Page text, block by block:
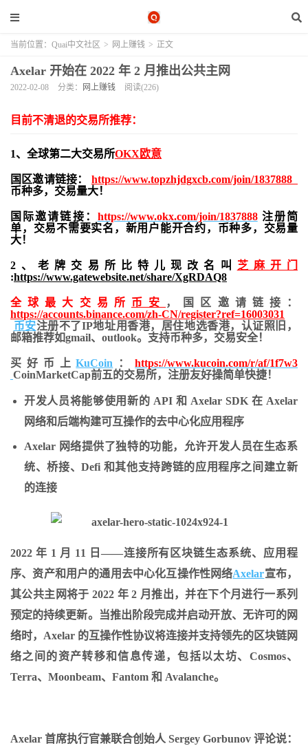
当前位置： Quai中文社区 > 网上赚钱 > 正文
Axelar 开始在 2022 年 2 月推出公共主网
2022-02-08 分类： 网上赚钱 阅读(226)
目前不清退的交易所推荐：
1、全球第二大交易所OKX欧意
国区邀请链接： https://www.topzhjdgxcb.com/join/1837888
币种多，交易量大！
国际邀请链接： https://www.okx.com/join/1837888注册简
单，交易不需要实名，新用户能开合约， 币种多，交易量
大！
2、老牌交易所比特儿现改名叫 芝麻开门
:https://www.gatewebsite.net/share/XgRDAQ8
全球最大交易所 币安
，国区邀请链接：
https://accounts.binance.com/zh-CN/register?ref=16003031
币安注册不了IP地址用香港，居住地选香港，认证照旧，
邮箱推荐如gmail、outlook。支持币种多，交易安全！
买好币上KuCoin ：https://www.kucoin.com/r/af/1f7w3
CoinMarketCap前五的交易所，注册友好操简单快捷！
开发人员将能够使用新的 API 和 Axelar SDK 在 Axelar
网络和后端构建可互操作的去中心化应用程序
Axelar 网络提供了独特的功能，允许开发人员在生态系
统、桥接、Defi 和其他支持跨链的应用程序之间建立新
的连接
2022 年 1 月 11 日——连接所有区块链生态系统、应用程
序、资产和用户的通用去中心化互操作性网络Axelar宣布，
其公共主网将于 2022 年 2 月推出，并在下个月进行一系列
预定的持续更新。当推出阶段完成并启动开放、无许可的网
络时，Axelar 的互操作性协议将连接并支持领先的区块链网
络之间的资产转移和信息传递，包括以太坊、Cosmos、
Terra、Moonbeam、Fantom 和 Avalanche。
Axelar 首席执行官兼联合创始人 Sergey Gorbunov 评论说：